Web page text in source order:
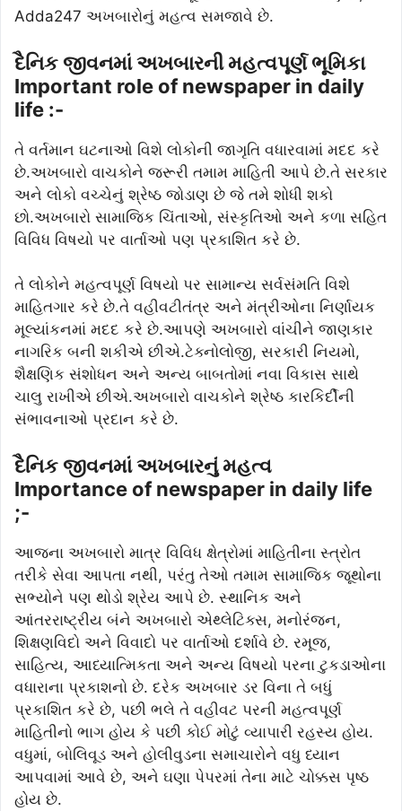
Adda247 અખબારોનું મહત્વ સમજાવે છે.
દૈનિક જીવનમાં અખબારની મહત્વપૂર્ણ ભૂમિકા
Important role of newspaper in daily
life :-
તે વર્તમાન ઘટનાઓ વિશે લોકોની જાગૃતિ વધારવામાં મદદ કરે
છે.અખબારો વાચકોને જરૂરી તમામ માહિતી આપે છે.તે સરકાર
અને લોકો વચ્ચેનું શ્રેષ્ઠ જોડાણ છે જે તમે શોધી શકો
છો.અખબારો સામાજિક ચિંતાઓ, સંસ્કૃતિઓ અને કળા સહિત
વિવિધ વિષયો પર વાર્તાઓ પણ પ્રકાશિત કરે છે.
તે લોકોને મહત્વપૂર્ણ વિષયો પર સામાન્ય સર્વસંમતિ વિશે
માહિતગાર કરે છે.તે વહીવટીતંત્ર અને મંત્રીઓના નિર્ણાયક
મૂલ્યાંકનમાં મદદ કરે છે.આપણે અખબારો વાંચીને જાણકાર
નાગરિક બની શકીએ છીએ.ટેક્નોલોજી, સરકારી નિયમો,
શૈક્ષણિક સંશોધન અને અન્ય બાબતોમાં નવા વિકાસ સાથે
ચાલુ રાખીએ છીએ.અખબારો વાચકોને શ્રેષ્ઠ કારકિર્દીની
સંભાવનાઓ પ્રદાન કરે છે.
દૈનિક જીવનમાં અખબારનું મહત્વ
Importance of newspaper in daily life
;-
આજના અખબારો માત્ર વિવિધ ક્ષેત્રોમાં માહિતીના સ્ત્રોત
તરીકે સેવા આપતા નથી, પરંતુ તેઓ તમામ સામાજિક જૂથોના
સભ્યોને પણ થોડો શ્રેય આપે છે. સ્થાનિક અને
આંતરરાષ્ટ્રીય બંને અખબારો એથ્લેટિક્સ, મનોરંજન,
શિક્ષણવિદો અને વિવાદો પર વાર્તાઓ દર્શાવે છે. રમૂજ,
સાહિત્ય, આધ્યાત્મિકતા અને અન્ય વિષયો પરના ટુકડાઓના
વધારાના પ્રકાશનો છે. દરેક અખબાર ડર વિના તે બધું
પ્રકાશિત કરે છે, પછી ભલે તે વહીવટ પરની મહત્વપૂર્ણ
માહિતીનો ભાગ હોય કે પછી કોઈ મોટું વ્યાપારી રહસ્ય હોય.
વધુમાં, બોલિવૂડ અને હોલીવુડના સમાચારોને વધુ ધ્યાન
આપવામાં આવે છે, અને ઘણા પેપરમાં તેના માટે ચોક્કસ પૃષ્ઠ
હોય છે.